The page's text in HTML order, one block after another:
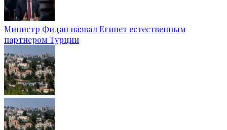
Министр Фидан назвал Египет естественным
партнером Турции